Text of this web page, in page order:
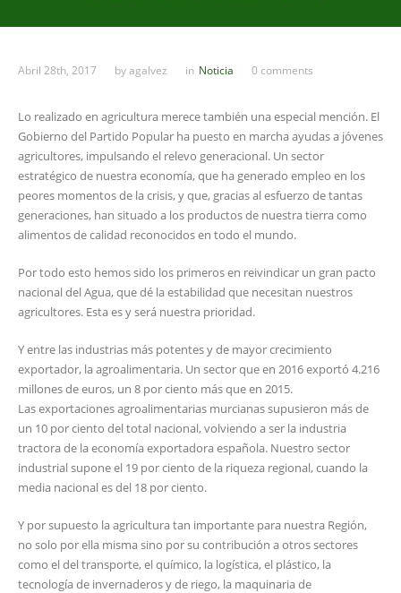
Abril 28th, 2017 byagalvez in Noticia 0 comments
Lo realizado en agricultura merece también una especial mención. El
Gobierno del Partido Popular ha puesto en marcha ayudas a jóvenes
agricultores, impulsando el relevo generacional. Un sector
estratégico de nuestra economía, que ha generado empleo en los
peores momentos de la crisis, y que, gracias al esfuerzo de tantas
generaciones, han situado a los productos de nuestra tierra como
alimentos de calidad reconocidos en todo el mundo.
Por todo esto hemos sido los primeros en reivindicar un gran pacto
nacional del Agua, que dé la estabilidad que necesitan nuestros
agricultores. Esta es y será nuestra prioridad.
Y entre las industrias más potentes y de mayor crecimiento
exportador, la agroalimentaria. Un sector que en 2016 exportó 4.216
millones de euros, un 8 por ciento más que en 2015.
Las exportaciones agroalimentarias murcianas supusieron más de
un 10 por ciento del total nacional, volviendo a ser la industria
tractora de la economía exportadora española. Nuestro sector
industrial supone el 19 por ciento de la riqueza regional, cuando la
media nacional es del 18 por ciento.
Y por supuesto la agricultura tan importante para nuestra Región,
no solo por ella misma sino por su contribución a otros sectores
como el del transporte, el químico, la logística, el plástico, la
tecnología de invernaderos y de riego, la maquinaria de